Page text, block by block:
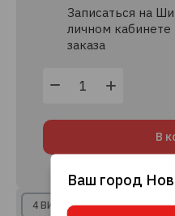
Записаться на
личном
заказа
В
4 ВИДА РАССРОЧКИ 8+
Ваш город
Используя данный